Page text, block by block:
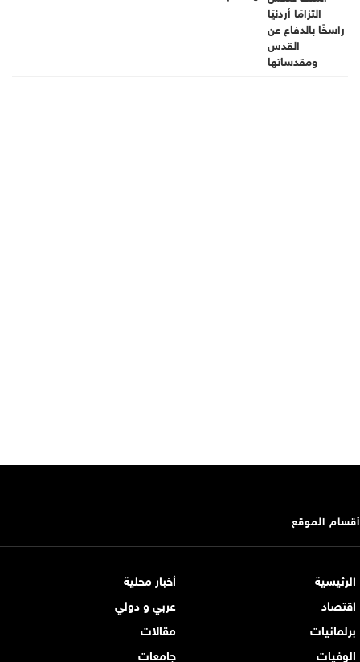
أقسام الموقع
الرئيسية
أخبار محلية
اقتصاد
عربي و دولي
برلمانيات
مقالات
الوفيات
جامعات